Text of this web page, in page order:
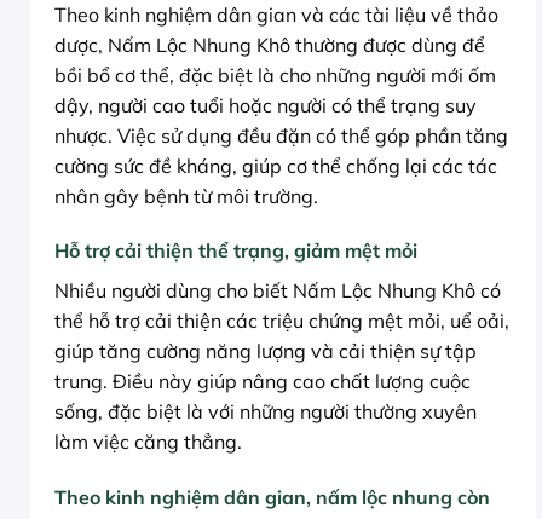
Theo kinh nghiệm dân gian và các tài liệu về thảo
dược, Nấm Lộc Nhung Khô thường được dùng để
bồi bổ cơ thể, đặc biệt là cho những người mới ốm
dậy, người cao tuổi hoặc người có thể trạng suy
nhược. Việc sử dụng đều đặn có thể góp phần tăng
cường sức đề kháng, giúp cơ thể chống lại các tác
nhân gây bệnh từ môi trường.
Hỗ trợ cải thiện thể trạng, giảm mệt mỏi
Nhiều người dùng cho biết Nấm Lộc Nhung Khô có
thể hỗ trợ cải thiện các triệu chứng mệt mỏi, uể oải,
giúp tăng cường năng lượng và cải thiện sự tập
trung. Điều này giúp nâng cao chất lượng cuộc
sống, đặc biệt là với những người thường xuyên
làm việc căng thẳng.
Theo kinh nghiệm dân gian, nấm lộc nhung còn